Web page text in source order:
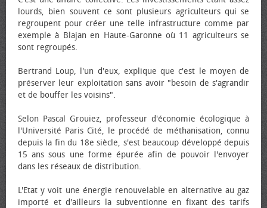
lourds, bien souvent ce sont plusieurs agriculteurs qui se
regroupent pour créer une telle infrastructure comme par
exemple à Blajan en Haute-Garonne où 11 agriculteurs se
sont regroupés.
Bertrand Loup, l'un d'eux, explique que c'est le moyen de
préserver leur exploitation sans avoir "besoin de s'agrandir
et de bouffer les voisins".
Selon Pascal Grouiez, professeur d'économie écologique à
l'Université Paris Cité, le procédé de méthanisation, connu
depuis la fin du 18e siècle, s'est beaucoup développé depuis
15 ans sous une forme épurée afin de pouvoir l'envoyer
dans les réseaux de distribution.
L'Etat y voit une énergie renouvelable en alternative au gaz
importé et d'ailleurs la subventionne en fixant des tarifs